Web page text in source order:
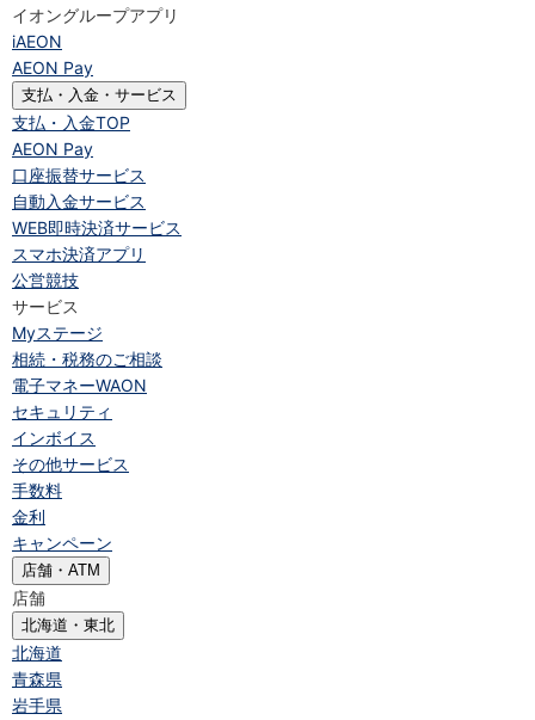
イオングループアプリ
iAEON
AEON Pay
支払・入金・サービス
支払・入金TOP
AEON Pay
口座振替サービス
自動入金サービス
WEB即時決済サービス
スマホ決済アプリ
公営競技
サービス
Myステージ
相続・税務のご相談
電子マネーWAON
セキュリティ
インボイス
その他サービス
手数料
金利
キャンペーン
店舗・ATM
店舗
北海道・東北
北海道
青森県
岩手県